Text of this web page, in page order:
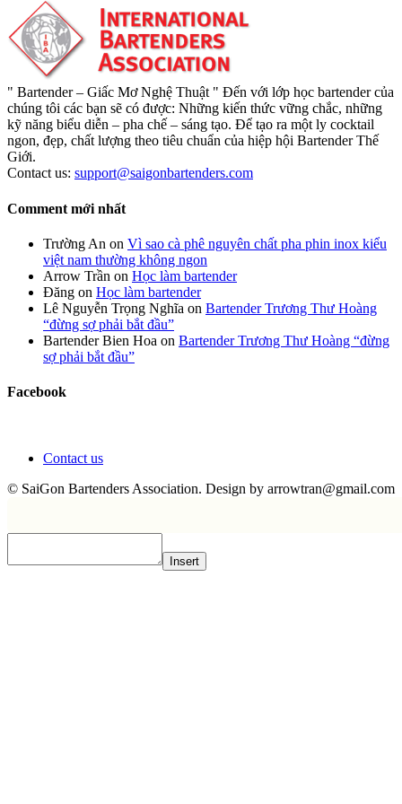
" Bartender – Giấc Mơ Nghệ Thuật " Đến với lớp học bartender của
chúng tôi các bạn sẽ có được: Những kiến thức vững chắc, những
kỹ năng biểu diễn – pha chế – sáng tạo. Để tạo ra một ly cocktail
ngon, đẹp, chất lượng theo tiêu chuẩn của hiệp hội Bartender Thế
Giới.
Contact us: support@saigonbartenders.com
Comment mới nhất
Trường An on Vì sao cà phê nguyên chất pha phin inox kiểu
việt nam thường không ngon
Arrow Trần on Học làm bartender
Đăng on Học làm bartender
Lê Nguyễn Trọng Nghĩa on Bartender Trương Thư Hoàng
“đừng sợ phải bắt đầu”
Bartender Bien Hoa on Bartender Trương Thư Hoàng “đừng
sợ phải bắt đầu”
Facebook
Contact us
© SaiGon Bartenders Association. Design by arrowtran@gmail.com
Insert